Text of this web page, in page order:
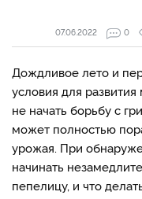
07.06.2022
0
Дождливое лето и
условия для
не начать борьбу с
может полностью
урожая. При
начинать
пепелицу, и что